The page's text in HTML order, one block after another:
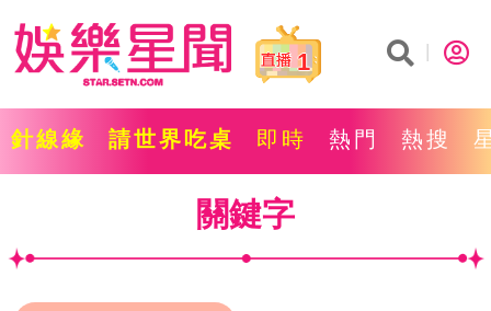
1
針線緣 請世界吃桌 即時 熱門 熱搜
關鍵字